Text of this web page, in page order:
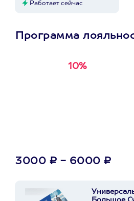
Работает сейчас
Программа
10%
3000 ₽ - 6000 ₽